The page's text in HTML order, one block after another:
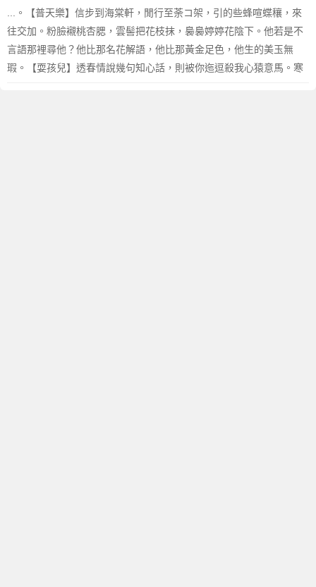
...。【普天樂】信步到海棠軒，閒行至荼コ架，引的些蜂喧蝶穰，來
往交加。粉臉襯桃杏腮，雲髻把花枝抹，裊裊婷婷花陰下。他若是不
言語那裡尋他？他比那名花解語，他比那黃金足色，他生的美玉無
瑕。【耍孩兒】透春情說幾句知心話，則被你迤逗殺我心猿意馬。寒